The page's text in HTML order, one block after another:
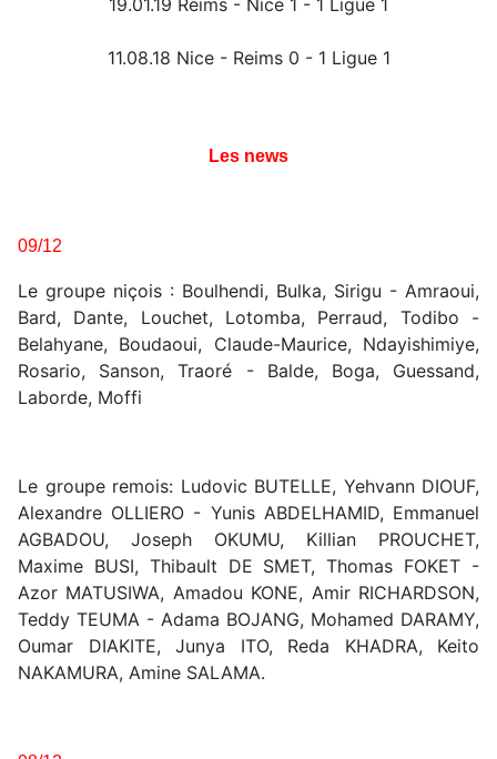
19.01.19 Reims - Nice 1 - 1 Ligue 1
11.08.18 Nice - Reims 0 - 1 Ligue 1
Les news
09/12
Le groupe niçois : Boulhendi, Bulka, Sirigu - Amraoui,
Bard, Dante, Louchet, Lotomba, Perraud, Todibo -
Belahyane, Boudaoui, Claude-Maurice, Ndayishimiye,
Rosario, Sanson, Traoré - Balde, Boga, Guessand,
Laborde, Moffi
Le groupe remois: Ludovic BUTELLE, Yehvann DIOUF,
Alexandre OLLIERO - Yunis ABDELHAMID, Emmanuel
AGBADOU, Joseph OKUMU, Killian PROUCHET,
Maxime BUSI, Thibault DE SMET, Thomas FOKET -
Azor MATUSIWA, Amadou KONE, Amir RICHARDSON,
Teddy TEUMA - Adama BOJANG, Mohamed DARAMY,
Oumar DIAKITE, Junya ITO, Reda KHADRA, Keito
NAKAMURA, Amine SALAMA.